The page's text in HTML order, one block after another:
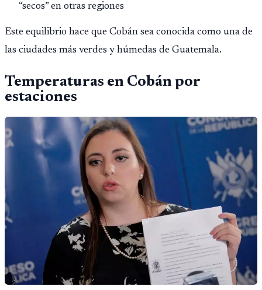
“secos” en otras regiones
Este equilibrio hace que Cobán sea conocida como una de
las ciudades más verdes y húmedas de Guatemala.
Temperaturas en Cobán por
estaciones